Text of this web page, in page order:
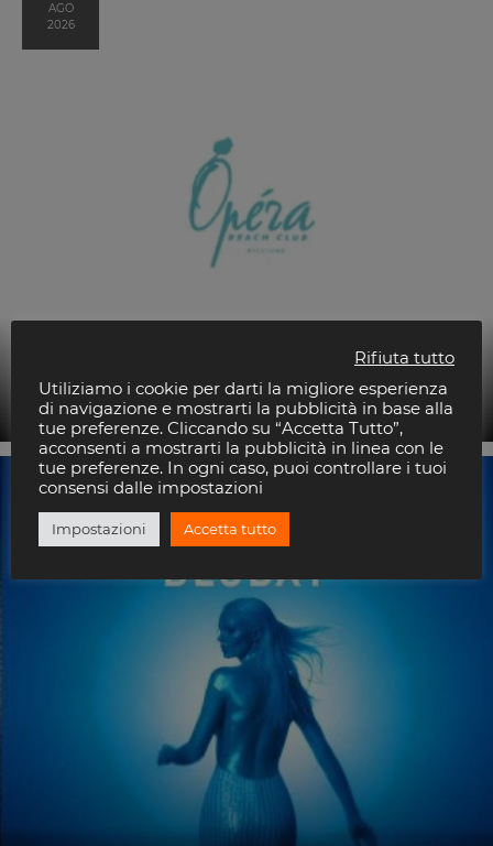
AGO
2026
Deejay Resident
Opéra Riccione
4
2026
Rifiuta tutto
Utiliziamo i cookie per darti la migliore esperienza
di navigazione e mostrarti la pubblicità in base alla
tue preferenze. Cliccando su “Accetta Tutto”,
acconsenti a mostrarti la pubblicità in linea con le
tue preferenze. In ogni caso, puoi controllare i tuoi
consensi dalle impostazioni
Impostazioni Accetta tutto